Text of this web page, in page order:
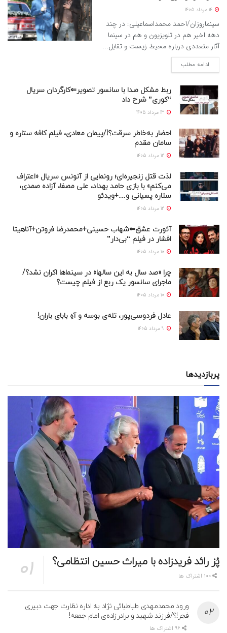
سینماروزان/احمد محمداسماعیلی: در چند
دهه اخیر هم در تلویزیون و هم در سینما
آثار متعددی درباره محیط زیست و تقابل...
ادامه مطلب
ربط مشکل صدا با سانسور تصویر⇐کارگردان سریال
“کوری” شرح داد
احضار به‌خاطر سرقت؟!/پیمان معادی، فیلم کافه ستاره و
سامان مقدم
لذت قتل زنجیره‌ای؛ رونمایی از آنونس سریال «اعتراف
می‌کنم» با بازی حامد بهداد، علی مصفا، آزاده صمدی،
ستاره پسیانی و…+ویدئو
آئورت عشق⇐شهاب حسینی+محمدرضا فروتن+آناهیتا
افشار در فیلم “بی‌دار”
چرا «صد سال به این سالها» در سینماها اکران نشد؟/
ماجرای سانسور یک ربع از فیلم چیست؟
عادل فردوسی‌پور، تله‌ی بوسه و آهِ بابای باران!
پربازدیدها
پُز رائد فریدزاده با میراث حسین انتظامی؟
ورود محمدمهدی طباطبائی نژاد به اداره نظارت جهت دبیری
فجر!؟/فرزند شهید و برادرزاده‌ی امام جمعه!